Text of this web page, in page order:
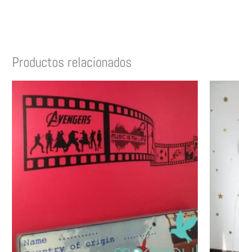
Productos relacionados